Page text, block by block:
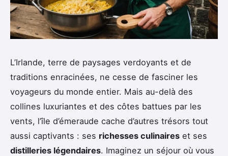
L’Irlande, terre de paysages verdoyants et de
traditions enracinées, ne cesse de fasciner les
voyageurs du monde entier. Mais au-delà des
collines luxuriantes et des côtes battues par les
vents, l’île d’émeraude cache d’autres trésors tout
aussi captivants : ses richesses culinaires et ses
distilleries légendaires. Imaginez un séjour où vous